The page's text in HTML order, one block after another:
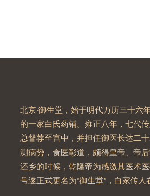
北京·御生堂，始于明代万历三十六
的一家白氏药铺。雍正八年，七代
总督荐至宫中，并担任御医长达二
测病势，食医彰道，颇得皇帝、帝
还乡的时候，乾隆帝为感激其医术
号遂正式更名为“御生堂”，白家传人